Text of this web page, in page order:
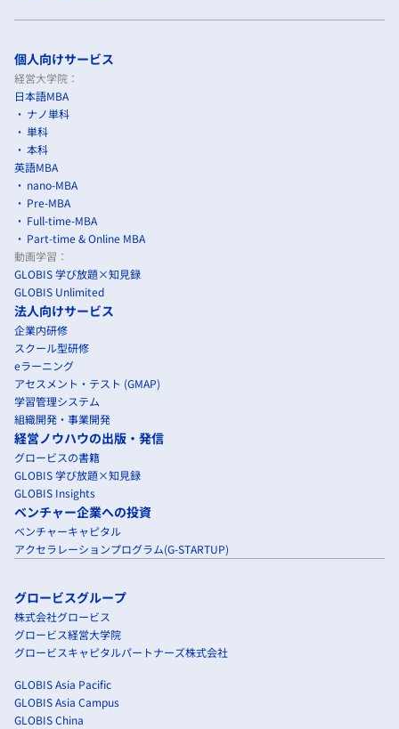
個人向けサービス
経営大学院：
日本語MBA
ナノ単科
単科
本科
英語MBA
nano-MBA
Pre-MBA
Full-time-MBA
Part-time & Online MBA
動画学習：
GLOBIS 学び放題×知見録
GLOBIS Unlimited
法人向けサービス
企業内研修
スクール型研修
eラーニング
アセスメント・テスト (GMAP)
学習管理システム
組織開発・事業開発
経営ノウハウの出版・発信
グロービスの書籍
GLOBIS 学び放題×知見録
GLOBIS Insights
ベンチャー企業への投資
ベンチャーキャピタル
アクセラレーションプログラム(G-STARTUP)
グロービスグループ
株式会社グロービス
グロービス経営大学院
グロービスキャピタルパートナーズ株式会社
GLOBIS Asia Pacific
GLOBIS Asia Campus
GLOBIS China